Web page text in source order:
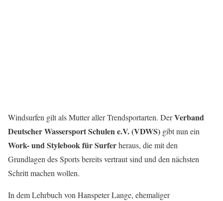
Windsurfen gilt als Mutter aller Trendsportarten. DerVerband
Deutscher Wassersport Schulen e.V. (VDWS) gibt nun ein
Work- und Stylebook für Surferheraus, die mit den
Grundlagen des Sports bereits vertraut sind und den nächsten
Schritt machen wollen.
In dem Lehrbuch von Hanspeter Lange, ehemaliger